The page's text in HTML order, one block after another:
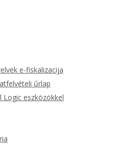
e-fiskalizacija
űrlap
eszközökkel